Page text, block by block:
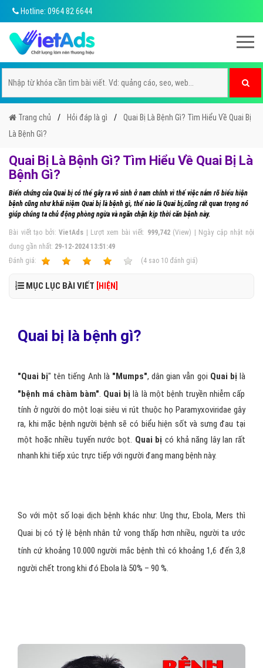
Hotline: 0964 82 6644
Trang chủ Hỏi đáp là gì
Quai Bị Là Bệnh Gì? Tìm Hiểu Về Quai Bị
Là Bệnh Gì?
Quai Bị Là Bệnh Gì? Tìm Hiểu Về Quai Bị Là
Bệnh Gì?
Biến chứng của Quai bị có thể gây ra vô sinh ở nam chính vì thế việc nắm rõ biểu hiện
bệnh cũng như khái niệm Quai bị là bệnh gì, thế nào là Quai bị,cũng rất quan trọng nó
giúp chúng ta chủ động phòng ngừa và ngăn chặn kịp thời căn bệnh này.
Bài viết tạo bởi:VietAds | Lượt xem bài viết: 999,742(View) | Ngày cập nhật nội
dung gần nhất: 29-12-2024 13:51:49
Ðánh giá:
(4 sao 10 đánh giá)
MỤC LỤC BÀI VIẾT [HIỆN]
Quai bị là bệnh gì?
"Quai bị" tên tiếng Anh là "Mumps", dân gian vẫn gọi Quai bị là
"bệnh má chàm bàm". Quai bị là là một bệnh truyền nhiễm cấp
tính ở người do một loại siêu vi rút thuộc họ Paramyxoviridae gây
ra, khi mặc bệnh người bệnh sẽ có biểu hiện sốt và sưng đau tại
một hoặc nhiều tuyến nước bọt. Quai bị có khả năng lây lan rất
nhanh khi tiếp xúc trực tiếp với người đang mang bệnh này.
So với một số loại dịch bệnh khác như: Ung thư, Ebola, Mers thì
Quai bị có tỷ lệ bệnh nhân tử vong thấp hơn nhiều, người ta ước
tính cứ khoảng 10.000 người mắc bệnh thì có khoảng 1,6 đến 3,8
người chết trong khi đó Ebola là 50% – 90 %.